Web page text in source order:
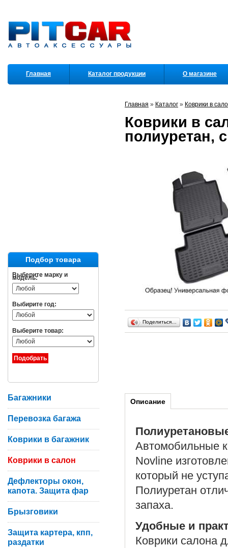
Главная » Каталог » Коврики в
Коврики в
полиуретан,
Поделиться…
Описание
Автомобильные
Novline
который не
Полиуретан
запаха.
Удобные и
Коврики салона
Главная Каталог продукции О магазине
Подбор товара
Выберите марку и
модель:
Выбирите год:
Выберите товар:
Багажники
Перевозка багажа
Коврики в багажник
Коврики в салон
Дефлекторы окон,
капота. Защита фар
Брызговики
Защита картера, кпп,
раздатки